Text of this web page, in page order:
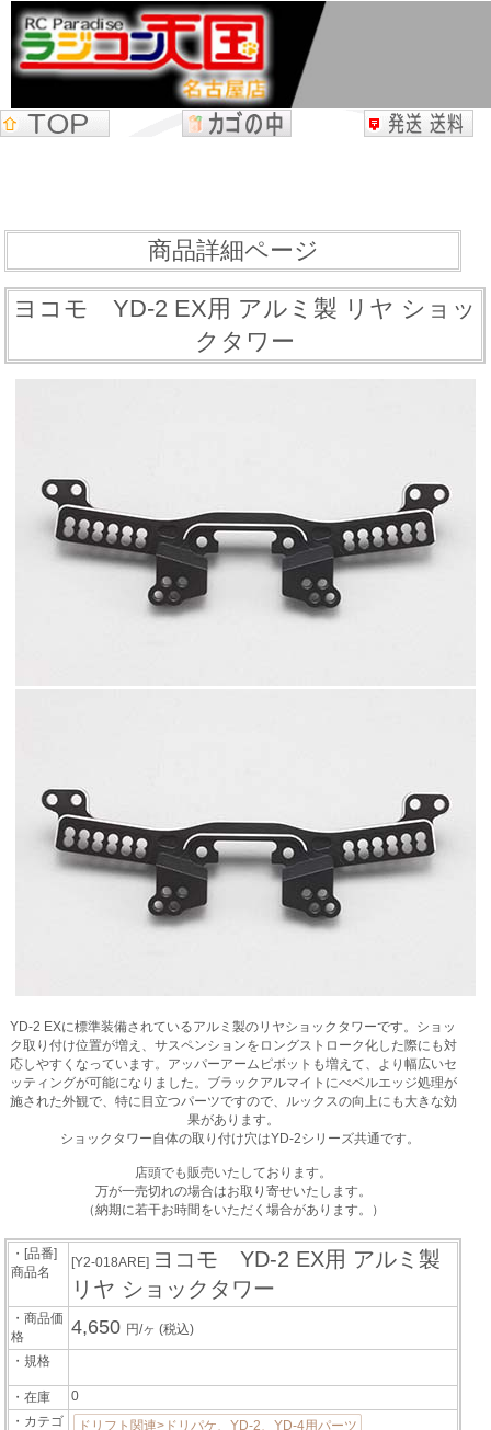
商品詳細ページ
ヨコモ YD-2 EX用 アルミ製 リヤ ショッ
クタワー
YD-2 EXに標準装備されているアルミ製のリヤショックタワーです。ショッ
ク取り付け位置が増え、サスペンションをロングストローク化した際にも対
応しやすくなっています。アッパーアームピボットも増えて、より幅広いセ
ッティングが可能になりました。ブラックアルマイトにべベルエッジ処理が
施された外観で、特に目立つパーツですので、ルックスの向上にも大きな効
果があります。
ショックタワー自体の取り付け穴はYD-2シリーズ共通です。
店頭でも販売いたしております。
万が一売切れの場合はお取り寄せいたします。
（納期に若干お時間をいただく場合があります。）
・[品番]
商品名
[Y2-018ARE] ヨコモ YD-2 EX用 アルミ製
リヤ ショックタワー
・商品価
格
4,650 円/ヶ(税込)
・規格
・在庫
0
・カテゴ
ドリフト関連>ドリパケ、YD-2、YD-4用パーツ